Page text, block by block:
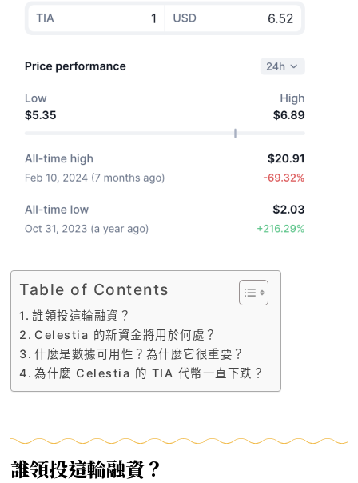
Table of Contents
誰領投這輪融資？
Celestia 的新資金將用於何處？
什麼是數據可用性？為什麼它很重要？
為什麼 Celestia 的 TIA 代幣一直下跌？
誰領投這輪融資？